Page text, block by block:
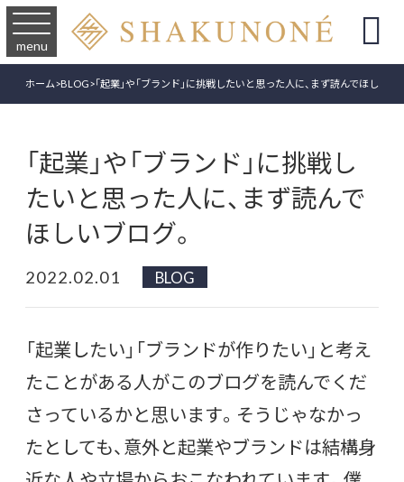
menu 
ホーム>BLOG>「起業」や「ブランド」に挑戦したいと思った人に、まず読んでほしいブ
「起業」や「ブランド」に挑戦し
たいと思った人に、まず読んで
ほしいブログ。
2022.02.01 BLOG
「起業したい」「ブランドが作りたい」と考え
たことがある人がこのブログを読んでくだ
さっているかと思います。そうじゃなかっ
たとしても、意外と起業やブランドは結構身